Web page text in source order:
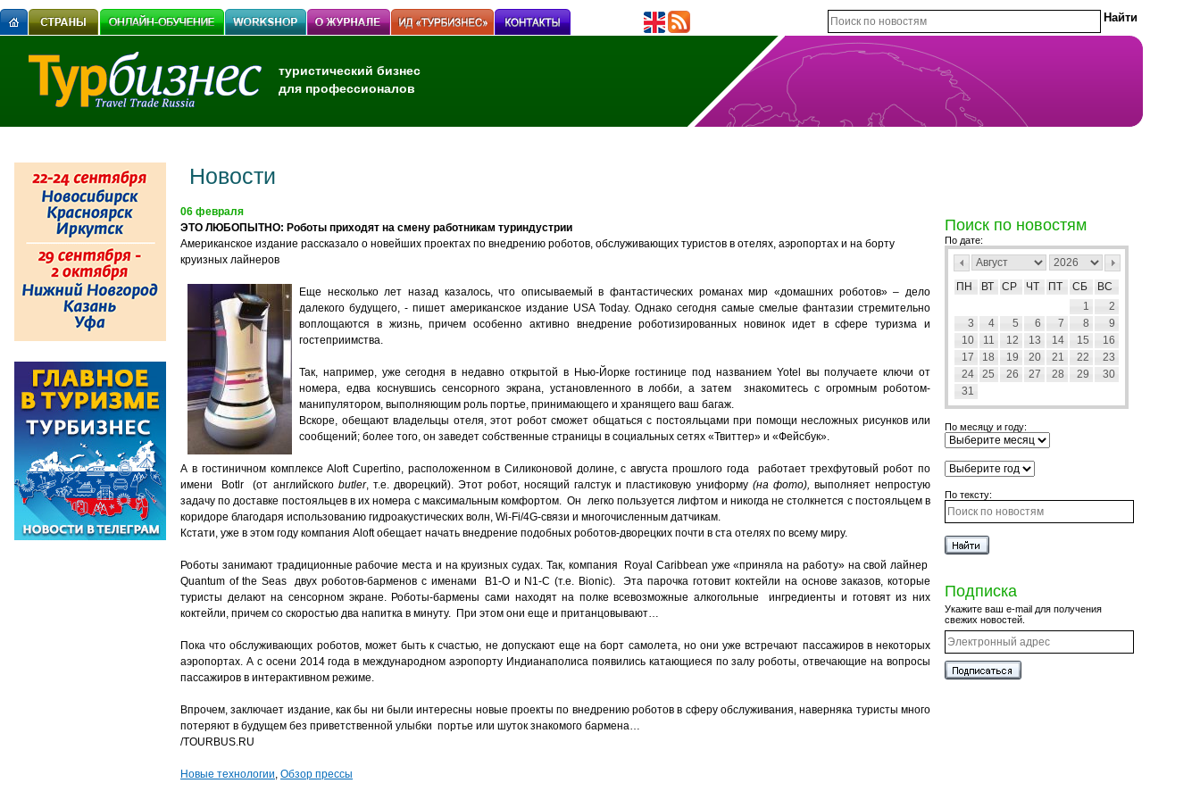
туристический бизнес
для профессионалов
Новости
06 февраля
ЭТО ЛЮБОПЫТНО: Роботы приходят на смену работникам туриндустрии
Американское издание рассказало о новейших проектах по внедрению роботов, обслуживающих туристов в отелях, аэропортах и на борту
круизных лайнеров
Еще несколько лет назад казалось, что описываемый в фантастических романах мир «домашних роботов» – дело
далекого будущего, - пишет американское издание USA Today. Однако сегодня самые смелые фантазии стремительно
воплощаются в жизнь, причем особенно активно внедрение роботизированных новинок идет в сфере туризма и
гостеприимства.
Так, например, уже сегодня в недавно открытой в Нью-Йорке гостинице под названием Yotel вы получаете ключи от
номера, едва коснувшись сенсорного экрана, установленного в лобби, а затем знакомитесь с огромным роботом-
манипулятором, выполняющим роль портье, принимающего и хранящего ваш багаж.
Вскоре, обещают владельцы отеля, этот робот сможет общаться с постояльцами при помощи несложных рисунков или
сообщений; более того, он заведет собственные страницы в социальных сетях «Твиттер» и «Фейсбук».
А в гостиничном комплексе Aloft Cupertino, расположенном в Силиконовой долине, с августа прошлого года работает трехфутовый робот по
имени Botlr (от английского butler, т.е. дворецкий). Этот робот, носящий галстук и пластиковую униформу (на фото), выполняет непростую
задачу по доставке постояльцев в их номера с максимальным комфортом. Он легко пользуется лифтом и никогда не столкнется с постояльцем в
коридоре благодаря использованию гидроакустических волн, Wi-Fi/4G-связи и многочисленным датчикам.
Кстати, уже в этом году компания Aloft обещает начать внедрение подобных роботов-дворецких почти в ста отелях по всему миру.
Роботы занимают традиционные рабочие места и на круизных судах. Так, компания Royal Caribbean уже «приняла на работу» на свой лайнер
Quantum of the Seas двух роботов-барменов с именами B1-O и N1-C (т.е. Вionic). Эта парочка готовит коктейли на основе заказов, которые
туристы делают на сенсорном экране. Роботы-бармены сами находят на полке всевозможные алкогольные ингредиенты и готовят из них
коктейли, причем со скоростью два напитка в минуту. При этом они еще и пританцовывают…
Пока что обслуживающих роботов, может быть к счастью, не допускают еще на борт самолета, но они уже встречают пассажиров в некоторых
аэропортах. А с осени 2014 года в международном аэропорту Индианаполиса появились катающиеся по залу роботы, отвечающие на вопросы
пассажиров в интерактивном режиме.
Впрочем, заключает издание, как бы ни были интересны новые проекты по внедрению роботов в сферу обслуживания, наверняка туристы много
потеряют в будущем без приветственной улыбки портье или шуток знакомого бармена…
/TOURBUS.RU
Новые технологии, Обзор прессы
Поиск по новостям
По дате:
ПН ВТ СР ЧТ ПТ СБ
ВС
1
2
3
4 5 6 7 8
9
10
11 12 13 14 15
16
17
18 19 20 21 22
23
24
25 26 27 28 29
30
31
По месяцу и году:
По тексту:
Подписка
Укажите ваш e-mail для получения
свежих новостей.